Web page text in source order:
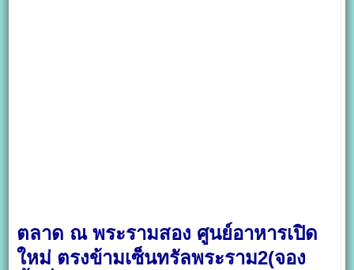
ตลาด ณ พระรามสอง ศูนย์อาหารเปิด
ใหม่ ตรงข้ามเซ็นทรัล​พระราม2(จอง